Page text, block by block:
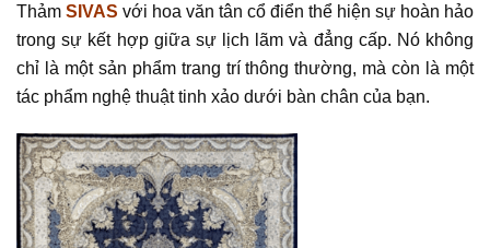
Thảm SIVAS với hoa văn tân cổ điển thể hiện sự hoàn hảo
trong sự kết hợp giữa sự lịch lãm và đẳng cấp. Nó không
chỉ là một sản phẩm trang trí thông thường, mà còn là một
tác phẩm nghệ thuật tinh xảo dưới bàn chân của bạn.